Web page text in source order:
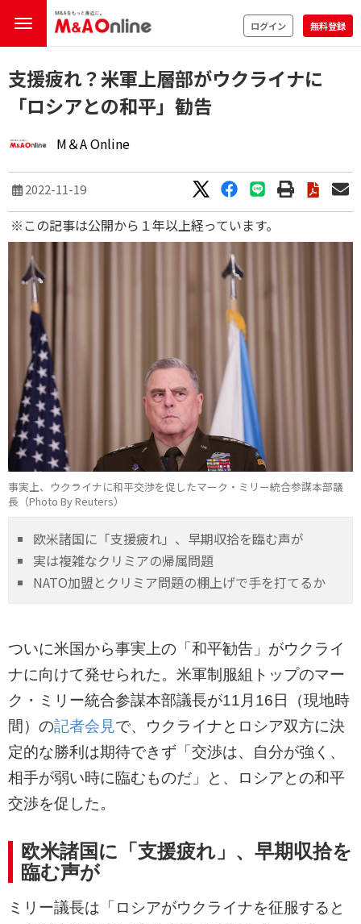
ログイン 無料登録
支援疲れ？米軍上層部がウクライナに
「ロシアとの和平」勧告
M＆A Online
2022-11-19
※この記事は公開から１年以上経っています。
事実上、ウクライナに和平交渉を促したマーク・ミリー統合参謀本部議
長（Photo By Reuters）
欧米諸国に「支援疲れ」、早期収拾を臨む声が
実は複雑なクリミアの帰属問題
NATO加盟とクリミア問題の棚上げで手を打てるか
ついに米国から事実上の「和平勧告」がウクライ
ナに向けて発せられた。米軍制服組トップのマー
ク・ミリー統合参謀本部議長が11月16日（現地時
間）の記者会見で、ウクライナとロシア双方に決
定的な勝利は期待できず「交渉は、自分が強く、
相手が弱い時に臨むものだ」と、ロシアとの和平
交渉を促した。
欧米諸国に「支援疲れ」、早期収拾を
臨む声が
ミリー議長は「ロシアがウクライナを征服すると